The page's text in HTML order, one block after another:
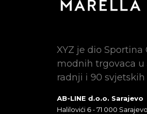
XYZ je dio
modnih trgovaca u
radnji i 90 svjetskih
AB-LINE d.o.o. Sarajevo
Halilovići 6 - 71 000 Sarajevo